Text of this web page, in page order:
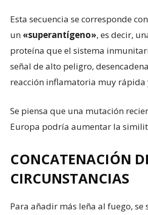
Esta secuencia se corresponde
un «superantígeno», es decir,
proteína que el sistema
señal de alto peligro,
reacción inflamatoria muy rápida
Se piensa que una mutación
Europa podría aumentar la
CONCATENACIÓN
CIRCUNSTANCIAS
Para añadir más leña al fuego, se